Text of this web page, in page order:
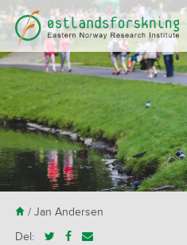
H/ Jan Andersen
Del: